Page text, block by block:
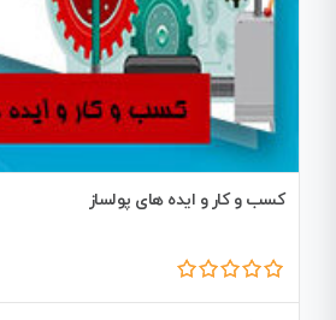
کسب و کار و ایده های پولساز